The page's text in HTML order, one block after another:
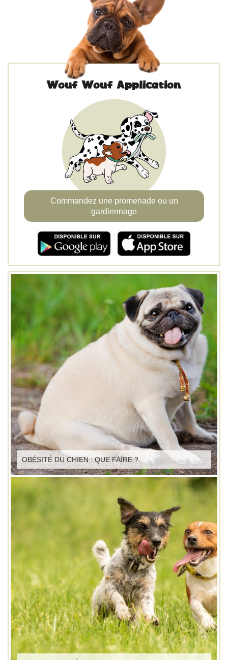
Wouf Wouf Application
Commandez une promenade ou un
gardiennage
OBÉSITÉ DU CHIEN : QUE FAIRE ?